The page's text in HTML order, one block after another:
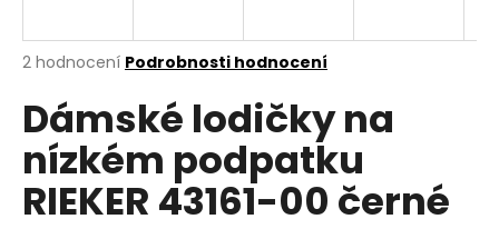
Průměrné
produktu
je
5
hvězdiček.
2 hodnocení Podrobnosti hodnocení
Dámské lodičky na
nízkém podpatku
RIEKER 43161-00 černé
j
t
?